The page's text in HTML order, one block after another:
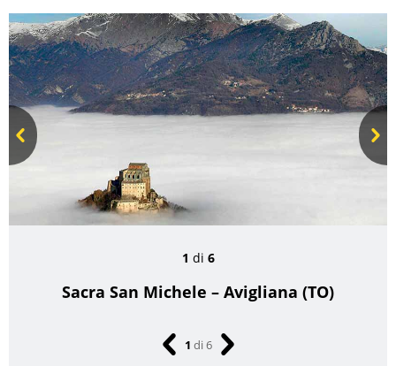
1 di 6
Sacra San Michele – Avigliana (TO)
1 di6